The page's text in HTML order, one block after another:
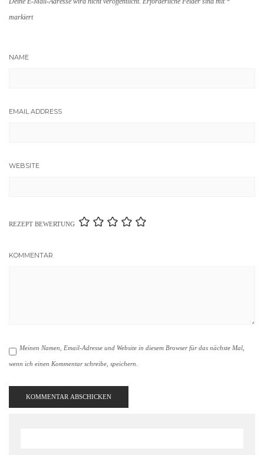
markiert
NAME
EMAIL ADDRESS
WEBSITE
REZEPT BEWERTUNG
KOMMENTAR
Meinen Namen, Email-Adresse und Website in diesem Browser für das nächste Mal,
wenn ich einen Kommentar schreibe, speichern.